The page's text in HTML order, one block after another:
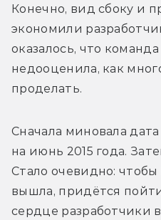
Конечно, вид сбоку и
экономили
оказалось, что
недооценила, как
проделать.
Сначала миновала
на июнь 2015 года.
Стало очевидно:
вышла, придётся
сердце разработчики